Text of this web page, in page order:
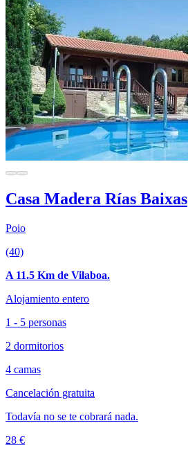
Casa Madera Rías Baixas
Poio
(40)
A 11.5 Km de Vilaboa.
Alojamiento entero
1 - 5 personas
2 dormitorios
4 camas
Cancelación gratuita
Todavía no se te cobrará nada.
28 €